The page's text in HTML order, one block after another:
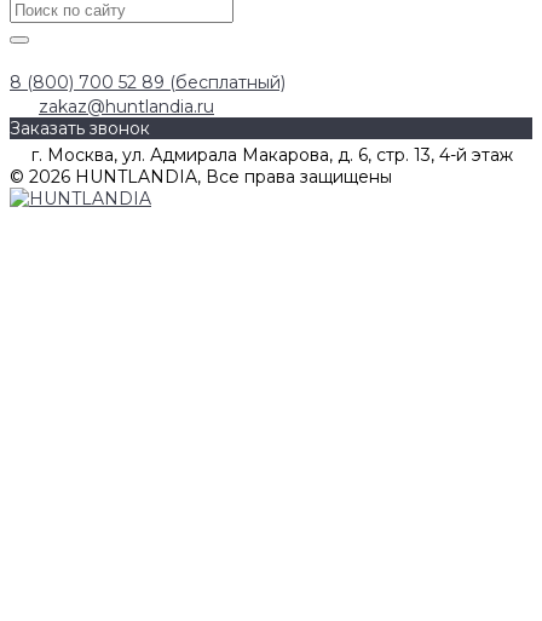
8 (800) 700 52 89 (бесплатный)
zakaz@huntlandia.ru
Заказать звонок
г. Москва, ул. Адмирала Макарова, д. 6, стр. 13, 4-й этаж
© 2026 HUNTLANDIA, Все права защищены